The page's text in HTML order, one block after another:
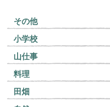
その他
小学校
山仕事
料理
田畑